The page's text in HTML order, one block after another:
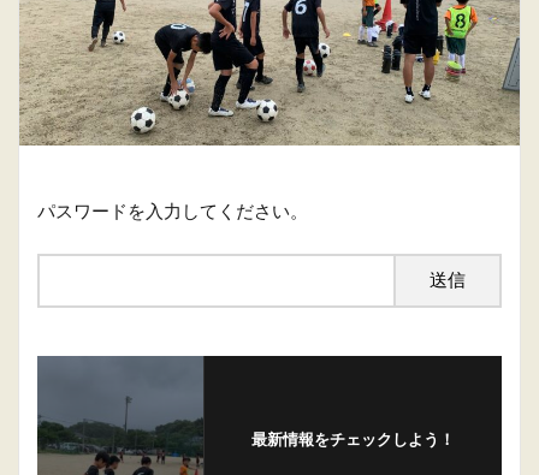
パスワードを入力してください。
最新情報をチェックしよう！